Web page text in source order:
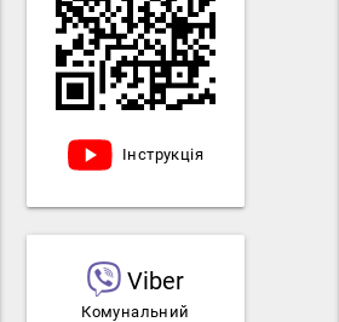
Інструкція
Viber
Комунальний